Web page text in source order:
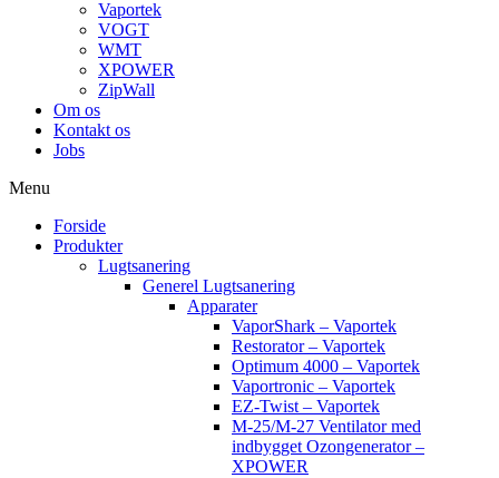
Vaportek
VOGT
WMT
XPOWER
ZipWall
Om os
Kontakt os
Jobs
Menu
Forside
Produkter
Lugtsanering
Generel Lugtsanering
Apparater
VaporShark – Vaportek
Restorator – Vaportek
Optimum 4000 – Vaportek
Vaportronic – Vaportek
EZ-Twist – Vaportek
M-25/M-27 Ventilator med
indbygget Ozongenerator –
XPOWER